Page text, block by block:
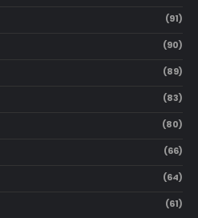
(91)
(90)
(89)
(83)
(80)
(66)
(64)
(61)